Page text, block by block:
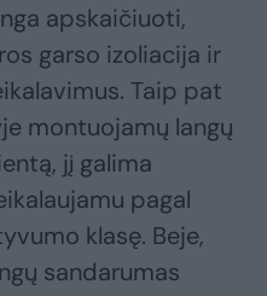
apskaičiuoti,
garso izoliacija ir
Taip pat
montuojamų langų
jį galima
pagal
klasę. Beje,
sandarumas